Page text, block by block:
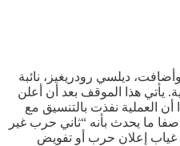
ديلسي رودريغيز، نائبة
يأتي هذا الموقف بعد أن أعلن
أن العملية نفذت بالتنسيق مع
ما يحدث بأنه “ثاني حرب غير
غياب إعلان حرب أو تفويض